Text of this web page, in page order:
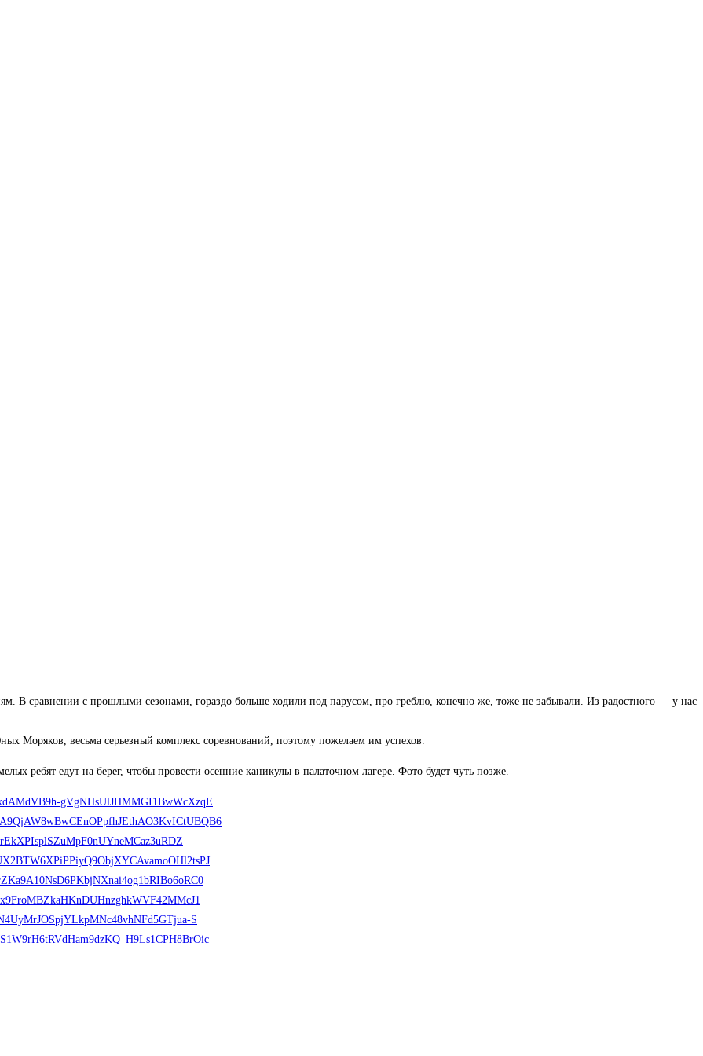
В сравнении с прошлыми сезонами, гораздо больше ходили под парусом, про греблю, конечно же, тоже не забывали. Из радостного — у нас
Моряков, весьма серьезный комплекс соревнований, поэтому пожелаем им успехов.
ребят едут на берег, чтобы провести осенние каникулы в палаточном лагере. Фото будет чуть позже.